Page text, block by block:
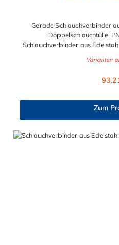
Gerade Schlauchverbinder
Doppelschlauchtülle,
Schlauchverbinder aus
Schläuche sicher,
Schlauchverbinder ist
sogenannte Tannenbaum
einen sicheren Halt des
zusätzliche Sicherung der
Schlauchschelle erforderlich
Varianten
Zum